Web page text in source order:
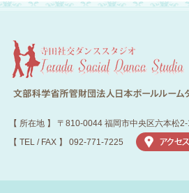
【 所在地 】 〒810-0044 福岡市中央区六本松
【 TEL / FAX 】 092-771-7225